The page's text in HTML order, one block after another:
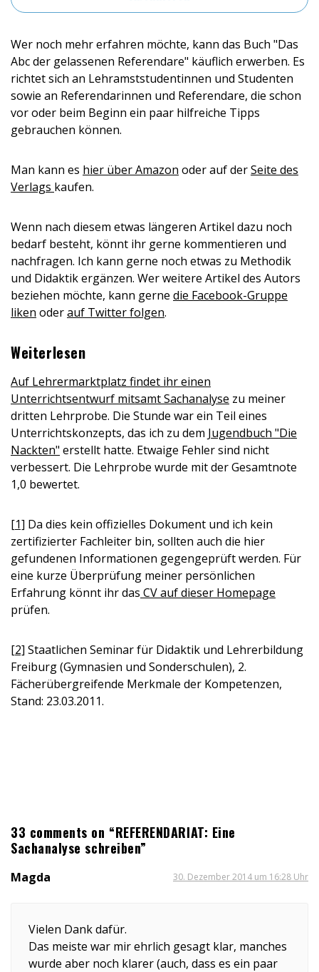
Wer noch mehr erfahren möchte, kann das Buch "Das
Abc der gelassenen Referendare" käuflich erwerben. Es
richtet sich an Lehramststudentinnen und Studenten
sowie an Referendarinnen und Referendare, die schon
vor oder beim Beginn ein paar hilfreiche Tipps
gebrauchen können.
Man kann es hier über Amazon oder auf derSeite des
Verlags kaufen.
Wenn nach diesem etwas längeren Artikel dazu noch
bedarf besteht, könnt ihr gerne kommentieren und
nachfragen. Ich kann gerne noch etwas zu Methodik
und Didaktik ergänzen. Wer weitere Artikel des Autors
beziehen möchte, kann gerne die Facebook-Gruppe
liken oderauf Twitter folgen.
Weiterlesen
Auf Lehrermarktplatz findet ihr einen
Unterrichtsentwurf mitsamt Sachanalyse zu meiner
dritten Lehrprobe. Die Stunde war ein Teil eines
Unterrichtskonzepts, das ich zu dem Jugendbuch "Die
Nackten" erstellt hatte. Etwaige Fehler sind nicht
verbessert. Die Lehrprobe wurde mit der Gesamtnote
1,0 bewertet.
[1] Da dies kein offizielles Dokument und ich kein
zertifizierter Fachleiter bin, sollten auch die hier
gefundenen Informationen gegengeprüft werden. Für
eine kurze Überprüfung meiner persönlichen
Erfahrung könnt ihr das CV auf dieser Homepage
prüfen.
[2] Staatlichen Seminar für Didaktik und Lehrerbildung
Freiburg (Gymnasien und Sonderschulen), 2.
Fächerübergreifende Merkmale der Kompetenzen,
Stand: 23.03.2011.
33 comments on “REFERENDARIAT: Eine
Sachanalyse schreiben”
Magda 30. Dezember 2014 um 16:28 Uhr
Vielen Dank dafür.
Das meiste war mir ehrlich gesagt klar, manches
wurde aber noch klarer (auch, dass es ein paar